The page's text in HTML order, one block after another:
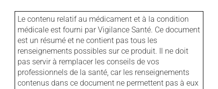
Le contenu relatif au médicament et à la condition
médicale est fourni par Vigilance Santé. Ce document
est un résumé et ne contient pas tous les
renseignements possibles sur ce produit. Il ne doit
pas servir à remplacer les conseils de vos
professionnels de la santé, car les renseignements
contenus dans ce document ne permettent pas à eux